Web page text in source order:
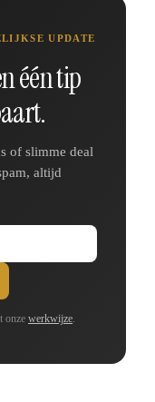
UPDATE
één tip
of slimme deal
altijd
onze werkwijze.